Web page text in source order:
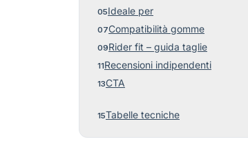
Ideale per
Compatibilità gomme
Rider fit – guida taglie
Recensioni indipendenti
CTA
Tabelle tecniche